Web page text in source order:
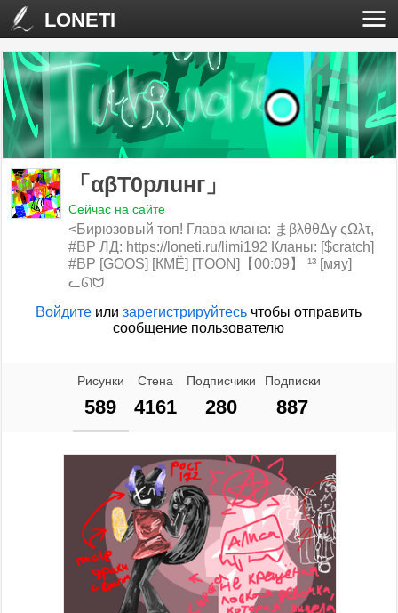
LONETI
「αβТ0рлuнг」
Сейчас на сайте
<Бирюзовый топ! Глава клана: まβλθθΔγ ςΩλτ,
#ВР ЛД: https://loneti.ru/limi192 Кланы: [$cratch]
#BP [GOOS] [КМЁ] [TOON]【00:09】 ¹³ [мяу]
ᓚᘏᗢ
Войдите илизарегистрируйтесь чтобы отправить
сообщение пользователю
Рисунки
589
Стена
4161
Подписчики
280
Подписки
887